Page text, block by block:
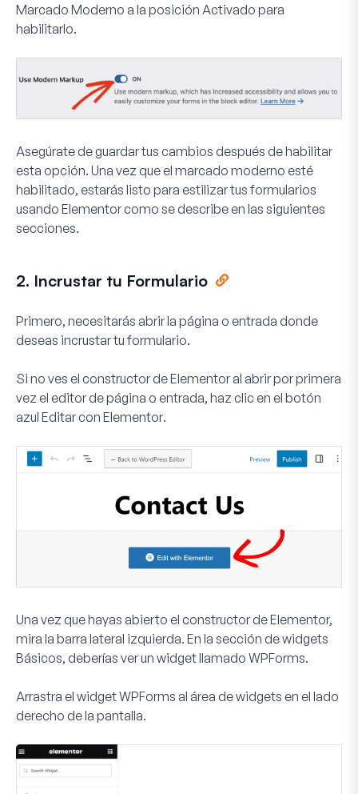
Marcado Moderno a la posición Activado para
habilitarlo.
Asegúrate de guardar tus cambios después de habilitar
esta opción. Una vez que el marcado moderno esté
habilitado, estarás listo para estilizar tus formularios
usando Elementor como se describe en las siguientes
secciones.
2. Incrustar tu Formulario
Primero, necesitarás abrir la página o entrada donde
deseas incrustar tu formulario.
Si no ves el constructor de Elementor al abrir por primera
vez el editor de página o entrada, haz clic en el botón
azul Editar con Elementor.
Una vez que hayas abierto el constructor de Elementor,
mira la barra lateral izquierda. En la sección de widgets
Básicos, deberías ver un widget llamado WPForms.
Arrastra el widget WPForms al área de widgets en el lado
derecho de la pantalla.